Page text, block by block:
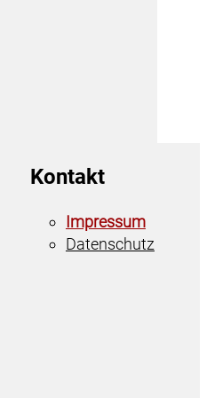
Kontakt
Impressum
Datenschutz